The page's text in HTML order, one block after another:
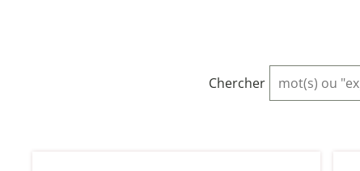
Chercher